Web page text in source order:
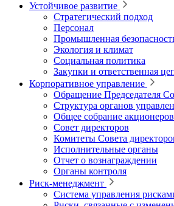
Устойчивое развитие
Стратегический подход
Персонал
Промышленная
Экология и климат
Социальная политика
Закупки и ответственная
Корпоративное управление
Обращение Председателя
Структура органов
Общее собрание акционеров
Совет директоров
Комитеты Совета
Исполнительные органы
Отчет о вознаграждении
Органы контроля
Риск-менеджмент
Система управления